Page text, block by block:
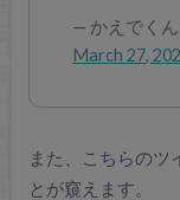
— かえでく
March 27,
また、こちらのツ
とが窺えます。